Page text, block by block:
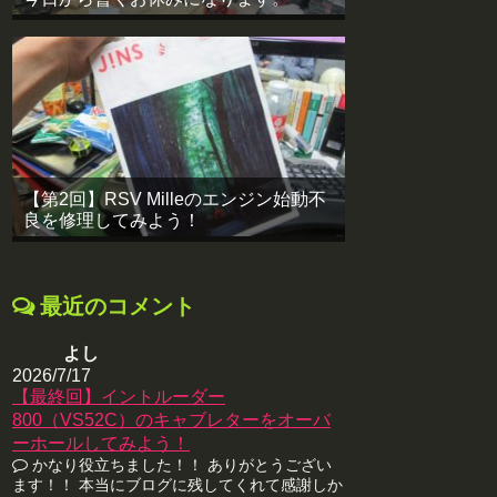
【第2回】RSV Milleのエンジン始動不
良を修理してみよう！
最近のコメント
よし
2026/7/17
【最終回】イントルーダー
800（VS52C）のキャブレターをオーバ
ーホールしてみよう！
かなり役立ちました！！ ありがとうござい
ます！！ 本当にブログに残してくれて感謝しか